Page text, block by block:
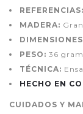
REFERENCIAS:
MADERA:
PESO: 36
TÉCNICA:
HECHO EN
CUIDADOS Y